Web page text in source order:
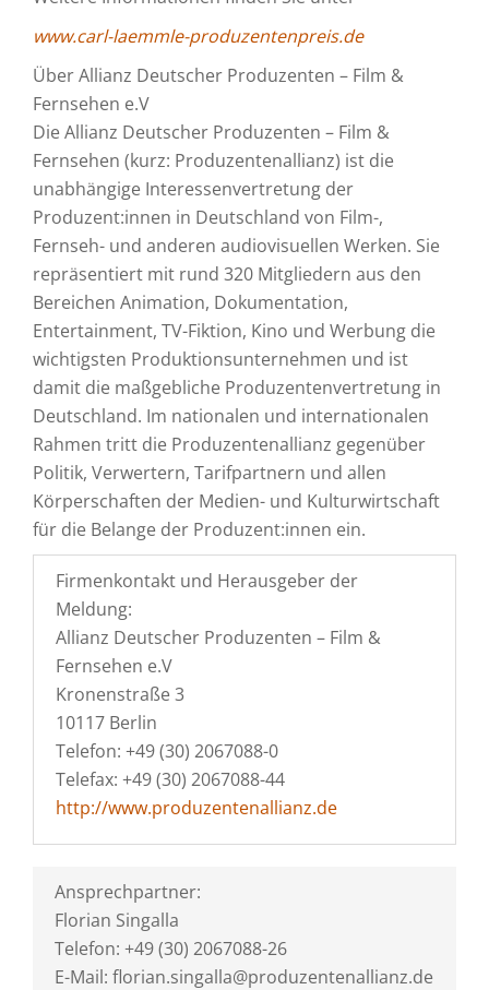
www.carl-laemmle-produzentenpreis.de
Über Allianz Deutscher Produzenten – Film &
Fernsehen e.V
Die Allianz Deutscher Produzenten – Film &
Fernsehen (kurz: Produzentenallianz) ist die
unabhängige Interessenvertretung der
Produzent:innen in Deutschland von Film-,
Fernseh- und anderen audiovisuellen Werken. Sie
repräsentiert mit rund 320 Mitgliedern aus den
Bereichen Animation, Dokumentation,
Entertainment, TV-Fiktion, Kino und Werbung die
wichtigsten Produktionsunternehmen und ist
damit die maßgebliche Produzentenvertretung in
Deutschland. Im nationalen und internationalen
Rahmen tritt die Produzentenallianz gegenüber
Politik, Verwertern, Tarifpartnern und allen
Körperschaften der Medien- und Kulturwirtschaft
für die Belange der Produzent:innen ein.
Firmenkontakt und Herausgeber der
Meldung:
Allianz Deutscher Produzenten – Film &
Fernsehen e.V
Kronenstraße 3
10117 Berlin
Telefon: +49 (30) 2067088-0
Telefax: +49 (30) 2067088-44
http://www.produzentenallianz.de
Ansprechpartner:
Florian Singalla
Telefon: +49 (30) 2067088-26
E-Mail: florian.singalla@produzentenallianz.de